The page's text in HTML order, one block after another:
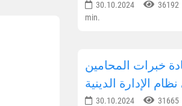
30.10.2024 36192
min.
خبرات المحامين
الإدارة الدينية
30.10.2024 31665